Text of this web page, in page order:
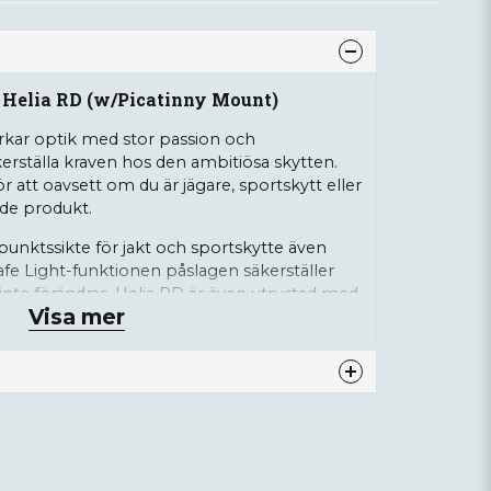
RD (w/Picatinny Mount)
optik med stor passion och
kraven hos den ambitiösa skytten.
att oavsett om du är jägare, sportskytt eller
produkt.
för jakt och sportskytte även
Light-funktionen påslagen säkerställer
förändras. Helia RD är även utrustad med
siktet i standby efter tre minuter om
Visa mer
produkten...